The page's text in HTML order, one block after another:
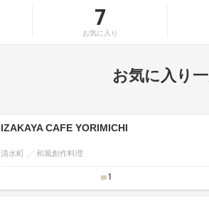
7
お気に入り
お気に入り
IZAKAYA CAFE YORIMICHI
清水町 和風創作料理
1